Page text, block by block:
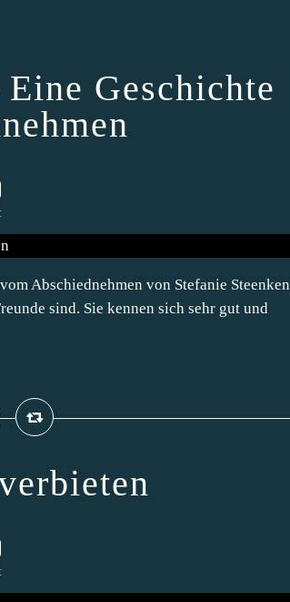
Geschichte
Abschiednehmen von Stefanie Steenken
sind. Sie kennen sich sehr gut und